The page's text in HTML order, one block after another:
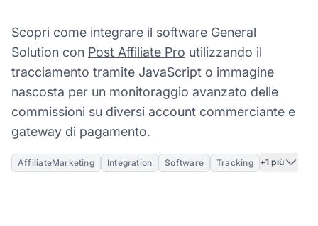
Scopri come integrare il software General
Solution con Post Affiliate Pro utilizzando il
tracciamento tramite JavaScript o immagine
nascosta per un monitoraggio avanzato delle
commissioni su diversi account commerciante e
gateway di pagamento.
AffiliateMarketing Integration Software Tracking +1 più